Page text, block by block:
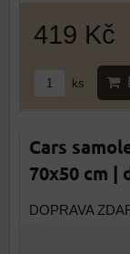
419 Kč
ks
Cars
70x50 cm |
DOPRAVA